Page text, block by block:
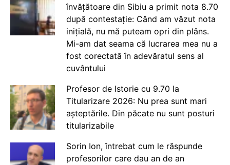
învățătoare din Sibiu a primit nota 8.70
după contestație: Când am văzut nota
inițială, nu mă puteam opri din plâns.
Mi-am dat seama că lucrarea mea nu a
fost corectată în adevăratul sens al
cuvântului
Profesor de Istorie cu 9.70 la
Titularizare 2026: Nu prea sunt mari
așteptările. Din păcate nu sunt posturi
titularizabile
Sorin Ion, întrebat cum le răspunde
profesorilor care dau an de an